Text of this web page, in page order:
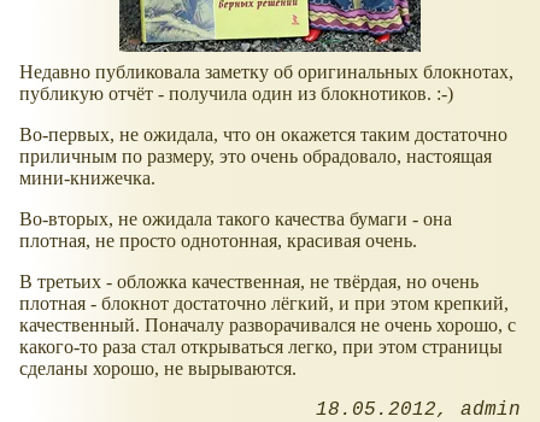
Недавно публиковала заметку об оригинальных блокнотах,
публикую отчёт - получила один из блокнотиков. :-)
Во-первых, не ожидала, что он окажется таким достаточно
приличным по размеру, это очень обрадовало, настоящая
мини-книжечка.
Во-вторых, не ожидала такого качества бумаги - она
плотная, не просто однотонная, красивая очень.
В третьих - обложка качественная, не твёрдая, но очень
плотная - блокнот достаточно лёгкий, и при этом крепкий,
качественный. Поначалу разворачивался не очень хорошо, с
какого-то раза стал открываться легко, при этом страницы
сделаны хорошо, не вырываются.
18.05.2012 admin